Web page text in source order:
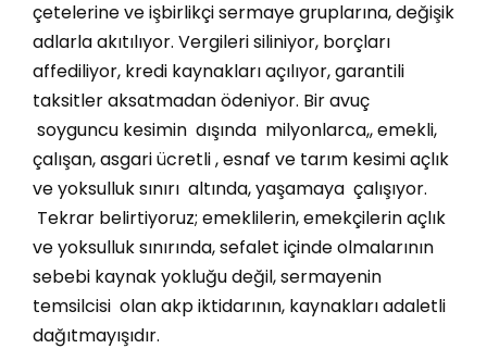
çetelerine ve işbirlikçi sermaye gruplarına, değişik
adlarla akıtılıyor. Vergileri siliniyor, borçları
affediliyor, kredi kaynakları açılıyor, garantili
taksitler aksatmadan ödeniyor. Bir avuç
soyguncu kesimin dışında milyonlarca,, emekli,
çalışan, asgari ücretli , esnaf ve tarım kesimi açlık
ve yoksulluk sınırı altında, yaşamaya çalışıyor.
Tekrar belirtiyoruz; emeklilerin, emekçilerin açlık
ve yoksulluk sınırında, sefalet içinde olmalarının
sebebi kaynak yokluğu değil, sermayenin
temsilcisi olan akp iktidarının, kaynakları adaletli
dağıtmayışıdır.